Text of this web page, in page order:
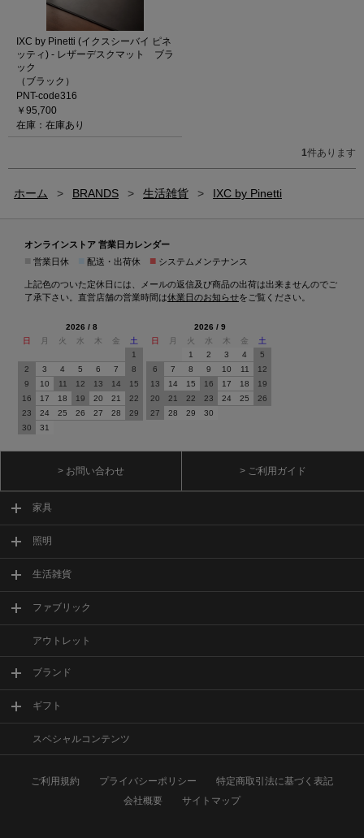
IXC by Pinetti (イクスシーバイ ピネ
ッティ) - レザーデスクマット ブラ
ック
（ブラック）
PNT-code316
￥95,700
在庫：在庫あり
1件あります
ホーム > BRANDS > 生活雑貨 > IXC by Pinetti
オンラインストア 営業日カレンダー
営業日休 配送・出荷休 ■ システムメンテナンス
上記色のついた定休日には、メールの返信及び商品の出荷は出来ませんのでご
了承下さい。直営店舗の営業時間は休業日のお知らせをご覧ください。
2026 / 8
日
月 火 水 木 金
土
1
2
3 4 5 6 7
8
9
10 11 12 13 14
15
16
17 18 19 20 21
22
23
24 25 26 27 28
29
30
31
2026 / 9
日
月 火 水 木 金
土
1
2 3 4
5
6
7 8 9 10 11
12
13
14 15 16 17 18
19
20
21 22 23 24 25
26
27
28 29 30
> お問い合わせ > ご利用ガイド
家具
照明
生活雑貨
ファブリック
アウトレット
ブランド
ギフト
スペシャルコンテンツ
ご利用規約 プライバシーポリシー
特定商取引法に基づく表記
会社概要
サイトマップ